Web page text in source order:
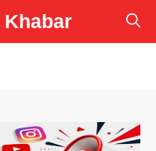
Khabar